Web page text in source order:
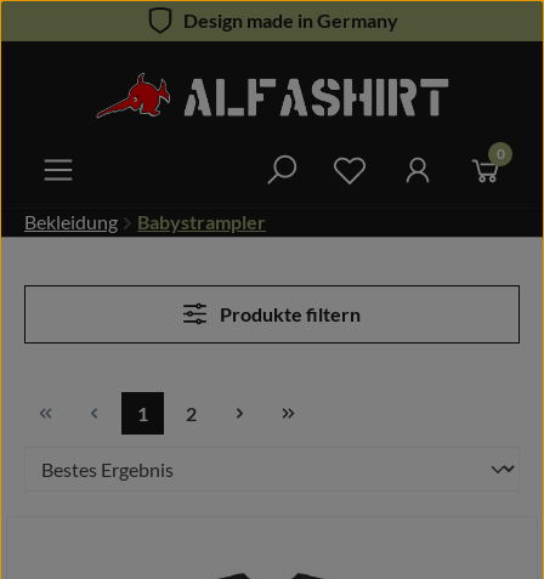
Zum Hauptinhalt springenDesign made in Germany
Du hast 0 0
Bekleidung Babystrampler
Produkte filtern
Seite
1
Seite
2